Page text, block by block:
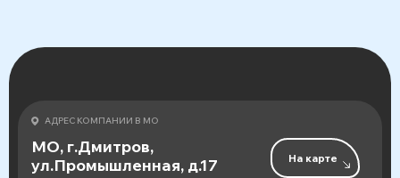
АДРЕС КОМПАНИИ В МО
МО, г.Дмитров,
ул.Промышленная, д.17
На карте